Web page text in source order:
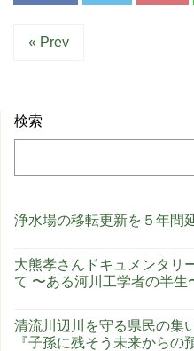
« Prev
検索
浄水場の移転更新を５年
大熊孝さんドキュメンタ
て 〜ある河川工学者の半生
清流川辺川を守る県民の集
『子孫に残そう未来からの